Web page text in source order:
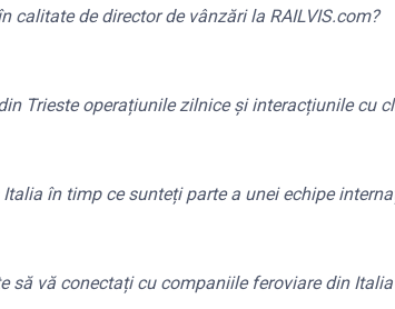
calitate de director de vânzări la RAILVIS.com?
Trieste operațiunile zilnice și interacțiunile cu
în timp ce sunteți parte a unei echipe
să vă conectați cu companiile feroviare din